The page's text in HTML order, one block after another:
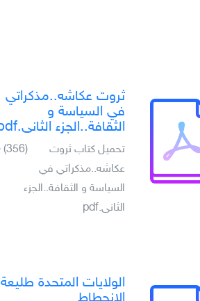
ثروت عكاشه..مذكراتي
في السياسة و
الثقافة..الجزء الثانى.pdf
(356)
تحميل كتاب ثروت
عكاشه..مذكراتي في
السياسة و الثقافة..الجزء
الثانى.pdf
الولايات المتحدة طلیعة